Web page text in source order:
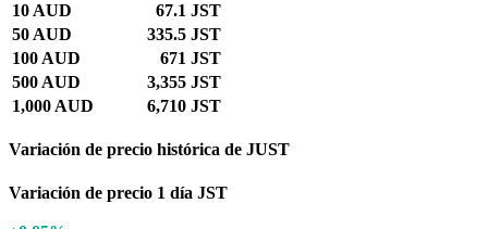
10 AUD
67.1 JST
50 AUD
335.5 JST
100 AUD
671 JST
500 AUD
3,355 JST
1,000 AUD
6,710 JST
Variación de precio histórica de JUST
Variación de precio 1 día JST